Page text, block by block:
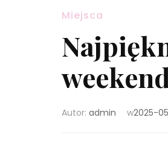
Miejsca
Autor: admin w2025-